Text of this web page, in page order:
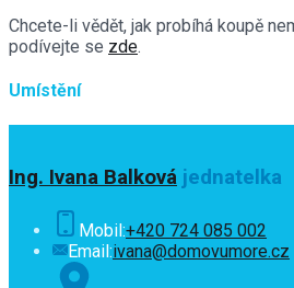
Chcete-li vědět, jak probíhá koupě
podívejte se zde.
Umístění
Ing. Ivana Balková jednatelka
Mobil:+420 724 085 002
Email:ivana@domovumore.cz